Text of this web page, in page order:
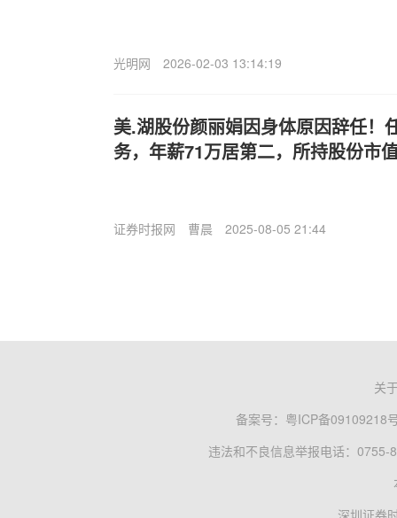
光明网 2026-02-03 13:14:19
美.湖股份颜丽娟因身体原因辞任！
务，年薪71万居第二，所持股份市
证券时报网 曹晨 2025-08-05 21:44
关
备案号： 粤ICP备09109218
违法和不良信息举报电话：0755-
深圳证券